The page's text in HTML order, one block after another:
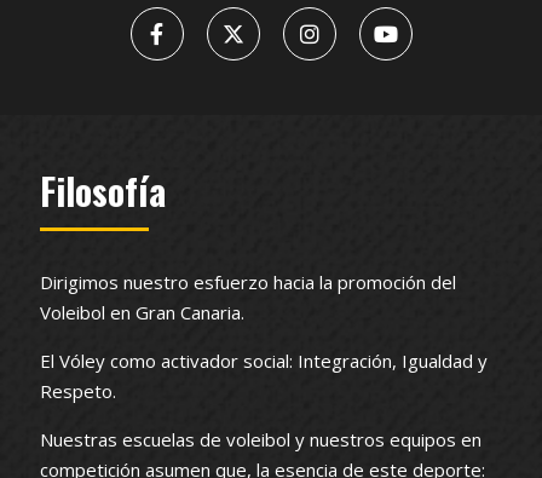
Filosofía
Dirigimos nuestro esfuerzo hacia la promoción del
Voleibol en Gran Canaria.
El Vóley como activador social: Integración, Igualdad y
Respeto.
Nuestras escuelas de voleibol y nuestros equipos en
competición asumen que, la esencia de este deporte: